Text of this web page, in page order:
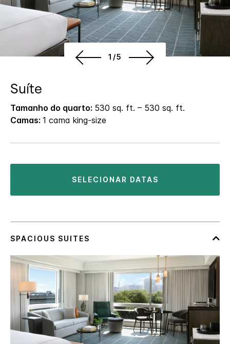
1/5
Suíte
Tamanho do quarto: 530 sq. ft. – 530 sq. ft.
Camas: 1 cama king-size
SELECIONAR DATAS